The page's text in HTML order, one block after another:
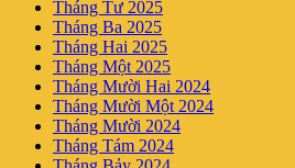
Tháng Tư 2025
Tháng Ba 2025
Tháng Hai 2025
Tháng Một 2025
Tháng Mười Hai 2024
Tháng Mười Một 2024
Tháng Mười 2024
Tháng Tám 2024